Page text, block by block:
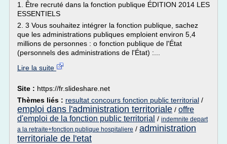
1. Être recruté dans la fonction publique ÉDITION 2014 LES
ESSENTIELS
2. 3 Vous souhaitez intégrer la fonction publique, sachez
que les administrations publiques emploient environ 5,4
millions de personnes : o fonction publique de l'État
(personnels des administrations de l'État) :...
Lire la suite
Site : https://fr.slideshare.net
Thèmes liés : resultat concours fonction public territorial /
emploi dans l'administration territoriale / offre
d'emploi de la fonction public territorial / indemnite depart
a la retraite+fonction publique hospitaliere / administration
territoriale de l'etat